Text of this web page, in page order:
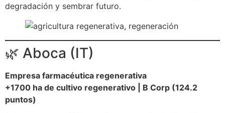
degradación y sembrar futuro.
🌿 Aboca (IT)
Empresa farmacéutica regenerativa
+1700 ha de cultivo regenerativo | B Corp (124.2
puntos)